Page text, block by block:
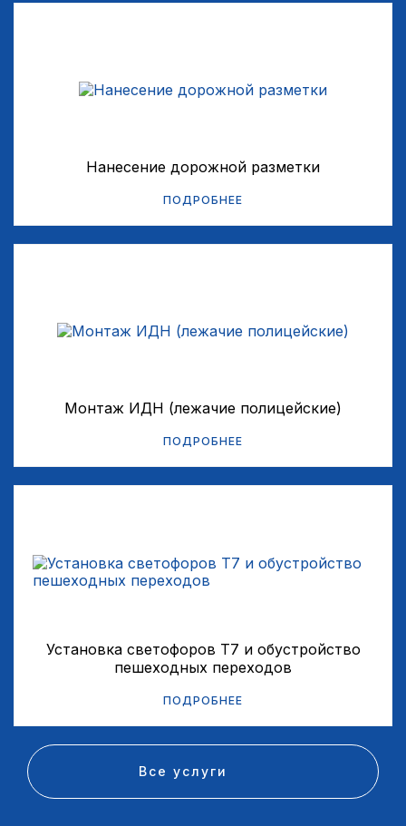
Нанесение дорожной разметки
ПОДРОБНЕЕ
Монтаж ИДН (лежачие полицейские)
ПОДРОБНЕЕ
Установка светофоров Т7 и обустройство
пешеходных переходов
ПОДРОБНЕЕ
Все услуги